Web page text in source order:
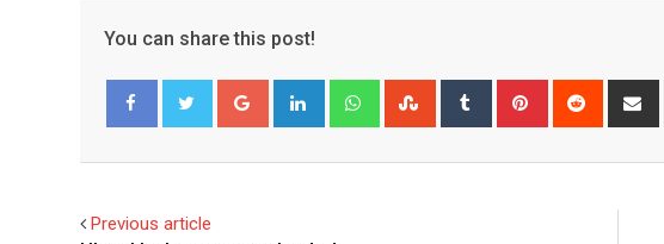
You can share this post!
Google+ LinkedIn WhatsappStumbleUpon
Tumblr Pinterest Reddit
Previous article